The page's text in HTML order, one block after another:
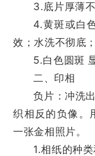
3.底片厚薄
4.黄斑或白
效；水洗不彻底
5.白色圆斑
二、印相
负片：冲洗
织相反的负像。
一张金相照片。
1.相纸的种